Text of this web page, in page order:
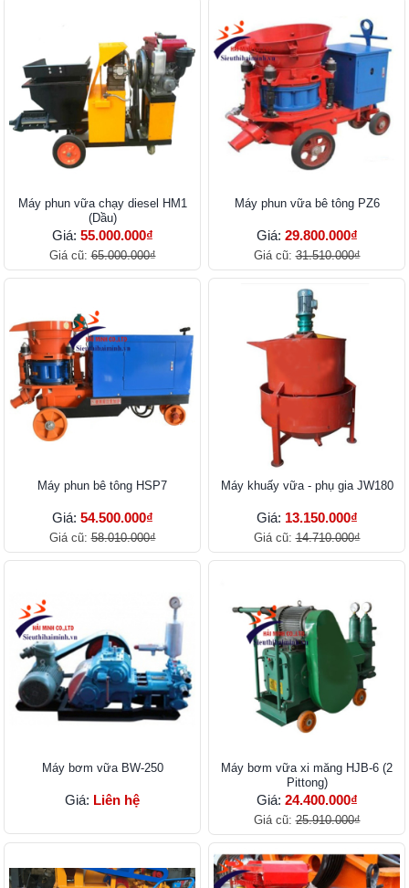
Máy phun vữa chạy diesel HM1
(Dầu)
Giá: 55.000.000₫
Giá cũ:65.000.000₫
Máy phun vữa bê tông PZ6
Giá: 29.800.000₫
Giá cũ:31.510.000₫
Máy phun bê tông HSP7
Giá: 54.500.000₫
Giá cũ:58.010.000₫
Máy khuấy vữa - phụ gia JW180
Giá: 13.150.000₫
Giá cũ:14.710.000₫
Máy bơm vữa BW-250
Giá: Liên hệ
Máy bơm vữa xi măng HJB-6 (2
Pittong)
Giá: 24.400.000₫
Giá cũ:25.910.000₫